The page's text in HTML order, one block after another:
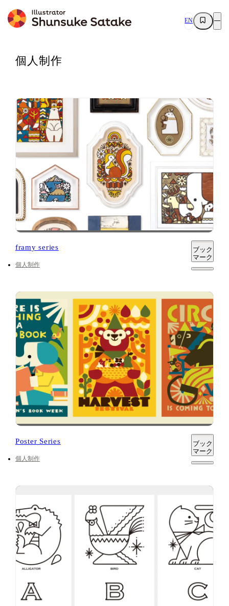
EN
個人制作
framy series
個人制作
ブック
マーク
Poster Series
個人制作
ブック
マーク